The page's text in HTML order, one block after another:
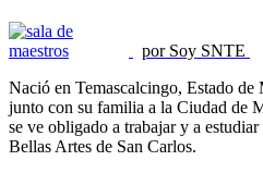
por Soy SNTE
Nació en Temascalcingo, Estado de
junto con su familia a la Ciudad de
se ve obligado a trabajar y a
Bellas Artes de San Carlos.